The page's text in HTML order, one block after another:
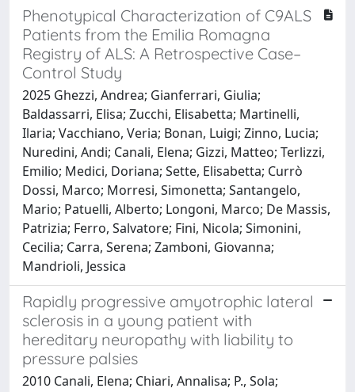
Phenotypical Characterization of C9ALS
Patients from the Emilia Romagna
Registry of ALS: A Retrospective Case–
Control Study
2025 Ghezzi, Andrea; Gianferrari, Giulia;
Baldassarri, Elisa; Zucchi, Elisabetta; Martinelli,
Ilaria; Vacchiano, Veria; Bonan, Luigi; Zinno, Lucia;
Nuredini, Andi; Canali, Elena; Gizzi, Matteo; Terlizzi,
Emilio; Medici, Doriana; Sette, Elisabetta; Currò
Dossi, Marco; Morresi, Simonetta; Santangelo,
Mario; Patuelli, Alberto; Longoni, Marco; De Massis,
Patrizia; Ferro, Salvatore; Fini, Nicola; Simonini,
Cecilia; Carra, Serena; Zamboni, Giovanna;
Mandrioli, Jessica
Rapidly progressive amyotrophic lateral
sclerosis in a young patient with
hereditary neuropathy with liability to
pressure palsies
2010 Canali, Elena; Chiari, Annalisa; P., Sola;